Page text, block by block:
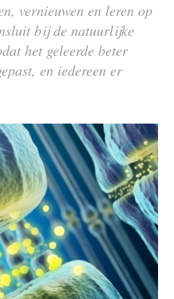
vernieuwen en leren op
bij de natuurlijke
het geleerde beter
en iedereen er